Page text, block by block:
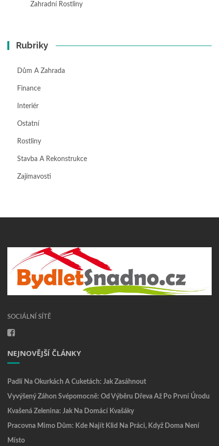
Zahradní Rostliny
Rubriky
Dům A Zahrada
Finance
Interiér
Ostatní
Rostliny
Stavba A Rekonstrukce
Zajímavosti
SOCIÁLNÍ SÍTĚ
NEJNOVĚJŠÍ ČLÁNKY
Padlí Na Okurkách A Cuketách: Jak Zasáhnout
Vyvýšený Záhon Svépomocně: Od Výběru Dřeva Až Po První Úrodu
Kvašená Zelenina: Jak Na Domácí Kvašáky
Pracovna Mimo Dům: Kde Najít Klid Na Práci, Když Doma Není
Místo